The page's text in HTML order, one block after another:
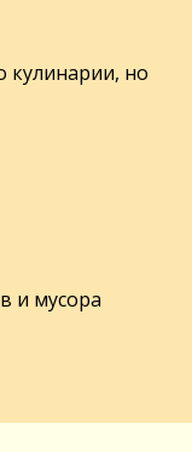
кулинарии, но
и мусора